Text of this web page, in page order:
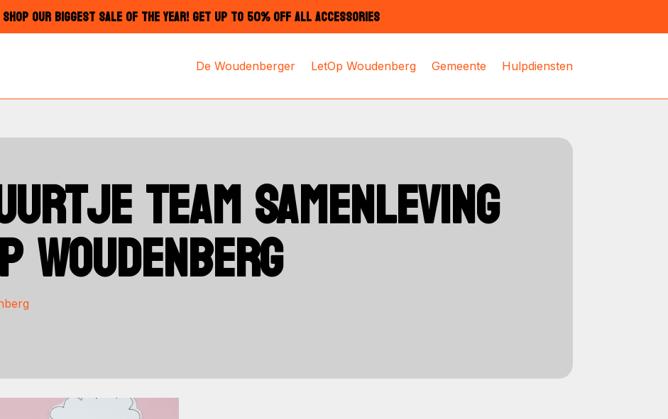
SHOP OUR BIGGEST SALE OF THE YEAR! GET UP TO 50% OFF ALL ACCESSORIES
De Woudenberger LetOp Woudenberg Gemeente Hulpdiensten
TEAM SAMENLEVING